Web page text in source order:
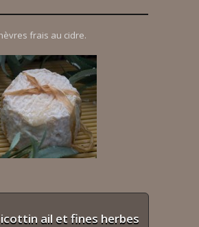
frais au cidre.
ail et fines herbes